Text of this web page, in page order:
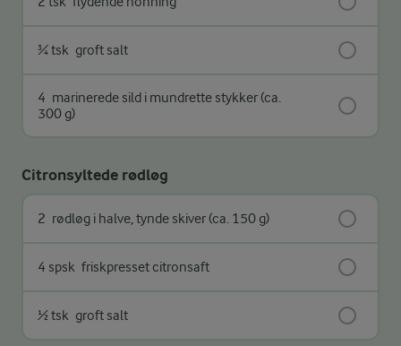
¾ tsk groft salt
4 marinerede sild i mundrette stykker (ca.
300 g)
Citronsyltede rødløg
2 rødløg i halve, tynde skiver (ca. 150 g)
4 spsk friskpresset citronsaft
½ tsk groft salt